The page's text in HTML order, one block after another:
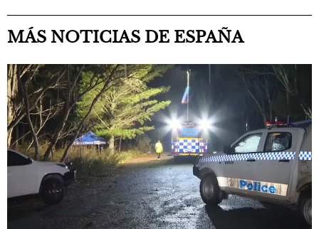
MÁS NOTICIAS DE ESPAÑA